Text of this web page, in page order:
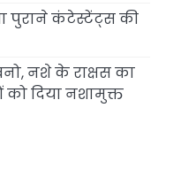
पुराने कंटेस्टेंट्स की
नशे के राक्षस का
को दिया नशामुक्त